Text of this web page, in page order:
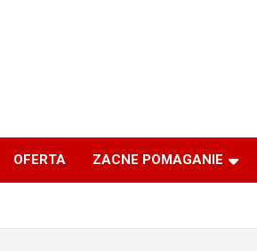
OFERTA ZACNE POMAGANIE